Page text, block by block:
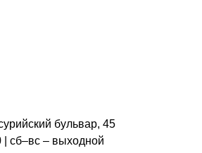
бульвар, 45
| сб–вс – выходной